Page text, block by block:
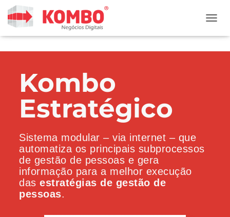
Kombo
Estratégico
Sistema modular – via internet – que
automatiza os principais subprocessos
de gestão de pessoas e gera
informação para a melhor execução
das estratégias de gestão de
pessoas.